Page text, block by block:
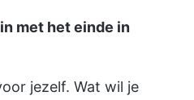
met het einde in
jezelf. Wat wil je